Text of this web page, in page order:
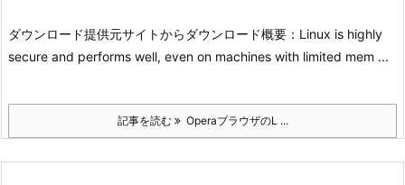
ダウンロード提供元サイトからダウンロード概要： Linux is highly
secure and performs well, even on machines with limited mem ...
記事を読む OperaブラウザのL ...